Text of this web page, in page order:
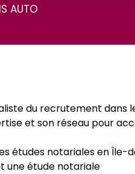
AUTO
du recrutement
et son réseau pour
études notariales en
une étude notariale